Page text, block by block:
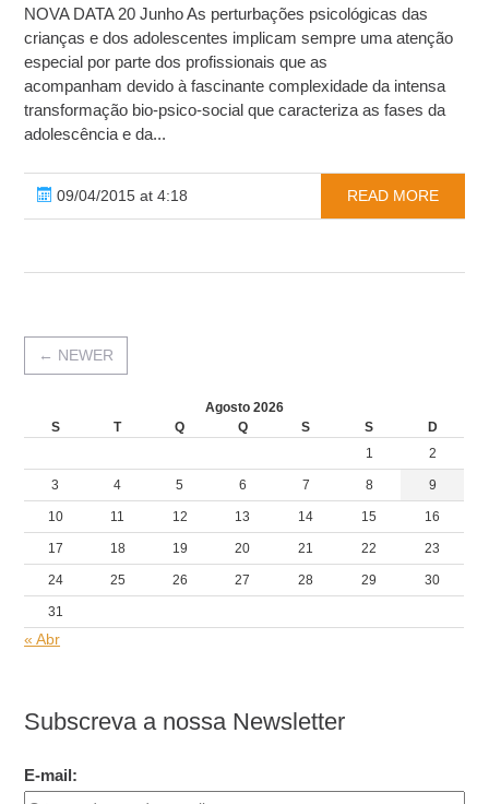
NOVA DATA 20 Junho As perturbações psicológicas das
crianças e dos adolescentes implicam sempre uma atenção
especial por parte dos profissionais que as
acompanham devido à fascinante complexidade da intensa
transformação bio-psico-social que caracteriza as fases da
adolescência e da...
09/04/2015 at 4:18 READ MORE
← NEWER
Agosto 2026
S
T Q Q S S
D
1
2
3 4 5 6 7 8 9
10 11 12 13 14 15 16
17 18 19 20 21 22 23
24 25 26 27 28 29 30
31
« Abr
Subscreva a nossa Newsletter
E-mail: